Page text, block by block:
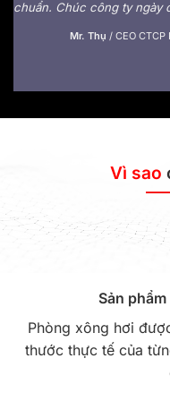
Anmes.
Bác sĩ Nguyễn Thành Huy /
Vì sao
Sản
Phòng xông hơi
thước thực tế của